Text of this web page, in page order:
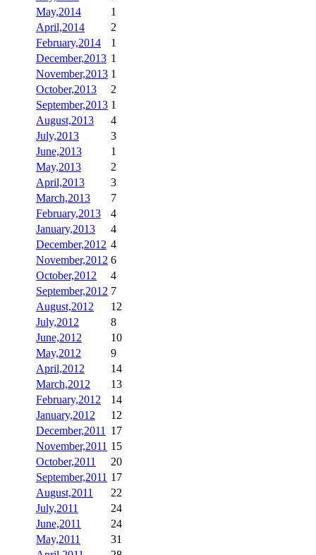
May,2014
1
April,2014
2
February,2014
1
December,2013 1
November,2013 1
October,2013
2
September,2013 1
August,2013
4
July,2013
3
June,2013
1
May,2013
2
April,2013
3
March,2013
7
February,2013
4
January,2013
4
December,2012 4
November,2012 6
October,2012
4
September,2012 7
August,2012
12
July,2012
8
June,2012
10
May,2012
9
April,2012
14
March,2012
13
February,2012
14
January,2012
12
December,2011
17
November,2011 15
October,2011
20
September,2011 17
August,2011
22
July,2011
24
June,2011
24
May,2011
31